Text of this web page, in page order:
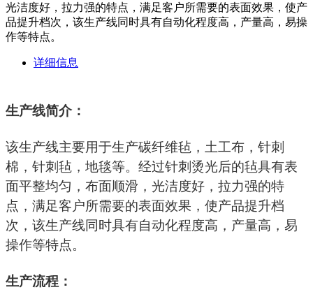
光洁度好，拉力强的特点，满足客户所需要的表面效果，使产
品提升档次，该生产线同时具有自动化程度高，产量高，易操
作等特点。
详细信息
生产线简介：
该生产线主要用于生产碳纤维毡，土工布，针刺
棉，针刺毡，地毯等。经过针刺烫光后的毡具有表
面平整均匀，布面顺滑，光洁度好，拉力强的特
点，满足客户所需要的表面效果，使产品提升档
次，该生产线同时具有自动化程度高，产量高，易
操作等特点。
生产流程：